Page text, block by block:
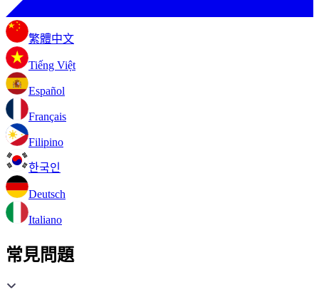
繁體中文
Tiếng Việt
Español
Français
Filipino
한국인
Deutsch
Italiano
常見問題